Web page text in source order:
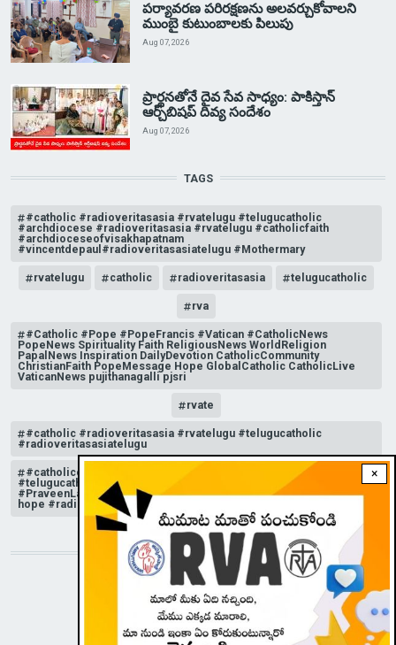
×
పర్యావరణ పరిరక్షణను అలవర్చుకోవాలని
ముంబై కుటుంబాలకు పిలుపు
Aug 07, 2026
ప్రార్థనతోనే దైవ సేవ సాధ్యం: పాకిస్తాన్‌
ఆర్చ్‌బిషప్ దివ్య సందేశం
Aug 07, 2026
TAGS
#catholic #radioveritasasia #rvatelugu #telugucatholic
#archdiocese #radioveritasasia #rvatelugu #catholicfaith
#archdioceseofvisakhapatnam
#vincentdepaul#radioveritasasiatelugu #Mothermary
rvatelugu catholic radioveritasasia telugucatholic
rva
#Catholic #Pope #PopeFrancis #Vatican #CatholicNews
PopeNews Spirituality Faith ReligiousNews WorldReligion
PapalNews Inspiration DailyDevotion CatholicCommunity
ChristianFaith PopeMessage Hope GlobalCatholic CatholicLive
VaticanNews pujithanagalli pjsri
rvate
#catholic #radioveritasasia #rvatelugu #telugucatholic
#radioveritasasiatelugu
#catholicchurchnews #catholictelugu #telugucatholic
#telugucatholicchurch #radioveritasasia #rvatelugu
#PraveenLakkisetti #reflection #advent #christmas #messageof
hope #radioveritas #rvatelugu #viral #insta
STAY CONNECTED WITH US!